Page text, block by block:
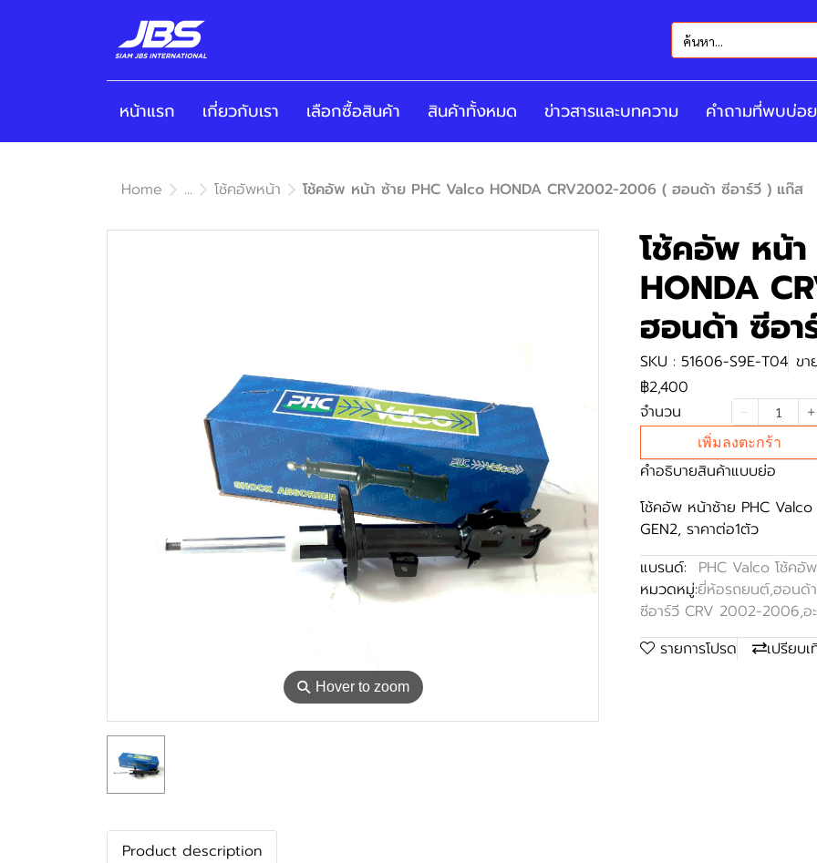
หน้าแรก เกี่ยวกับเรา เลือกซื้อสินค้า สินค้าทั้งหมด ข่าวสารและบทความ คำถามที่พบบ่อย
Home ... โช้คอัพหน้า โช้คอัพ หน้า ซ้าย PHC Valco HONDA CRV2002-2006 ( ฮอนด้า ซีอาร์วี ) แก๊ส
⚲ Hover to zoom
โช้คอัพ หน้า
HONDA
ฮอนด้า ซีอ
SKU : 51606-S9E-T04 ข
฿2,400
จำนวน
เพิ่มลงตะกร้า
คำอธิบายสินค้าแบบย่อ
โช้คอัพ หน้าซ้าย PHC
GEN2, ราคาต่อ1ตัว
แบรนด์:
PHC Valco โช้คอั
หมวดหมู่:ยี่ห้อรถยนต์,ฮอนด้
ซีอาร์วี CRV 2002-2006,อ
รายการโปรด
เปรียบ
Product description